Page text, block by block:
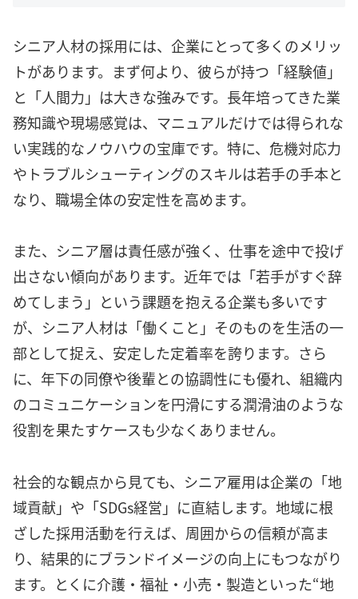
シニア人材の採用には、企業にとって多くのメリッ
トがあります。まず何より、彼らが持つ「経験値」
と「人間力」は大きな強みです。長年培ってきた業
務知識や現場感覚は、マニュアルだけでは得られな
い実践的なノウハウの宝庫です。特に、危機対応力
やトラブルシューティングのスキルは若手の手本と
なり、職場全体の安定性を高めます。
また、シニア層は責任感が強く、仕事を途中で投げ
出さない傾向があります。近年では「若手がすぐ辞
めてしまう」という課題を抱える企業も多いです
が、シニア人材は「働くこと」そのものを生活の一
部として捉え、安定した定着率を誇ります。さら
に、年下の同僚や後輩との協調性にも優れ、組織内
のコミュニケーションを円滑にする潤滑油のような
役割を果たすケースも少なくありません。
社会的な観点から見ても、シニア雇用は企業の「地
域貢献」や「SDGs経営」に直結します。地域に根
ざした採用活動を行えば、周囲からの信頼が高ま
り、結果的にブランドイメージの向上にもつながり
ます。とくに介護・福祉・小売・製造といった“地